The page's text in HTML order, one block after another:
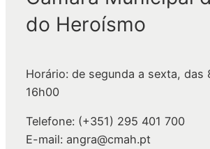
u
do Heroísmo
Horário: de segunda a sexta, das
16h00
Telefone: (+351) 295 401 700
E-mail: angra@cmah.pt